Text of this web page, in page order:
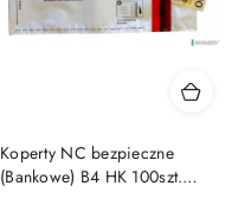
Koperty NC bezpieczne
(Bankowe) B4 HK 100szt.